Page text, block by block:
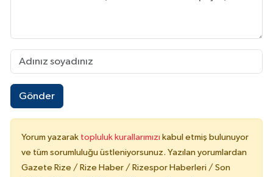
Gönder
Yorum yazarak topluluk kurallarımızı kabul etmiş bulunuyor
ve tüm sorumluluğu üstleniyorsunuz. Yazılan yorumlardan
Gazete Rize / Rize Haber / Rizespor Haberleri / Son